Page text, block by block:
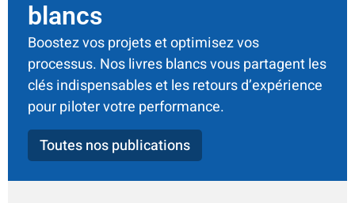
blancs
Boostez vos projets et optimisez vos
processus. Nos livres blancs vous partagent les
clés indispensables et les retours d’expérience
pour piloter votre performance.
Toutes nos publications